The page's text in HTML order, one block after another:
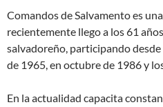
Comandos de Salvamento es
recientemente llego a los 61
salvadoreño, participando
de 1965, en octubre de 1986 y
En la actualidad capacita